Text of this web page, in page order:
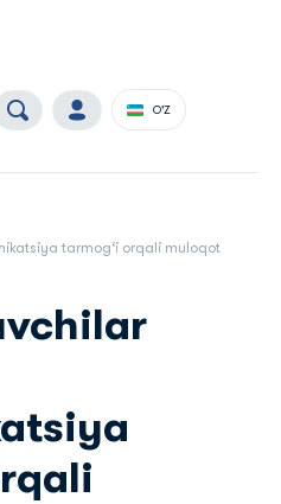
O'Z
tarmog‘i orqali muloqot